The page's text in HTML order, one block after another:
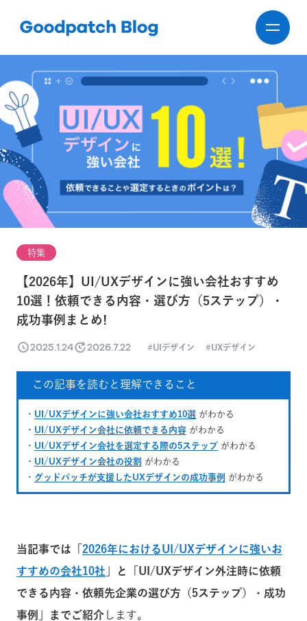
特集
【2026年】UI/UXデザインに強い会社おすすめ
10選！依頼できる内容・選び方（5ステップ）・
成功事例まとめ!
2025.1.24 2026.7.22 UIデザイン UXデザイン
この記事を読むと理解できること
・ UI/UXデザインに強い会社おすすめ10選 がわかる
・ UI/UXデザイン会社に依頼できる内容 がわかる
・ UI/UXデザイン会社を選定する際の5ステップ がわかる
・ UI/UXデザイン会社の役割
がわかる
・ グッドパッチが支援したUXデザインの成功事例 がわかる
当記事では「 2026年におけるUI/UXデザインに強いお
すすめの会社10社 」と「UI/UXデザイン外注時に依頼
できる内容・依頼先企業の選び方（5ステップ）・成功
事例」までご紹介 します。